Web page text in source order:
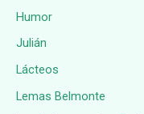
Humor
Julián
Lácteos
Lemas Belmonte